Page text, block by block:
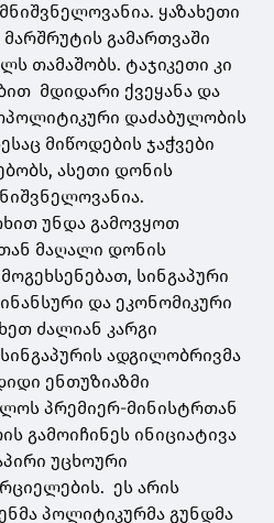
ყაზახეთი
გამართვაში
თამაშობს. ტაჯიკეთი კი
მდიდარი ქვეყანა და
დაძაბულობის
მიწოდების ჯაჭვები
ასეთი დონის
უნდა გამოვყოთ
მაღალი დონის
სინგაპური
და ეკონომიკური
ძალიან კარგი
ადგილობრივმა
ენთუზიაზმი
პრემიერ-მინისტრთან
გამოიჩინეს ინიციატივა
უცხოური
ეს არის
პოლიტიკურმა გუნდმა